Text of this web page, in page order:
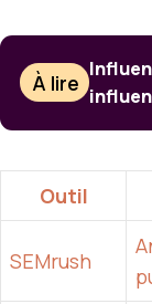
À lire
Outil
SEMrush